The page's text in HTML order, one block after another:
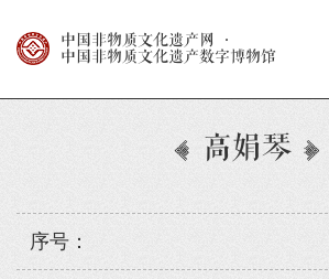
中国非物质文化遗产网
·
中国非物质文化遗产数字博物馆
高娟琴
序号：